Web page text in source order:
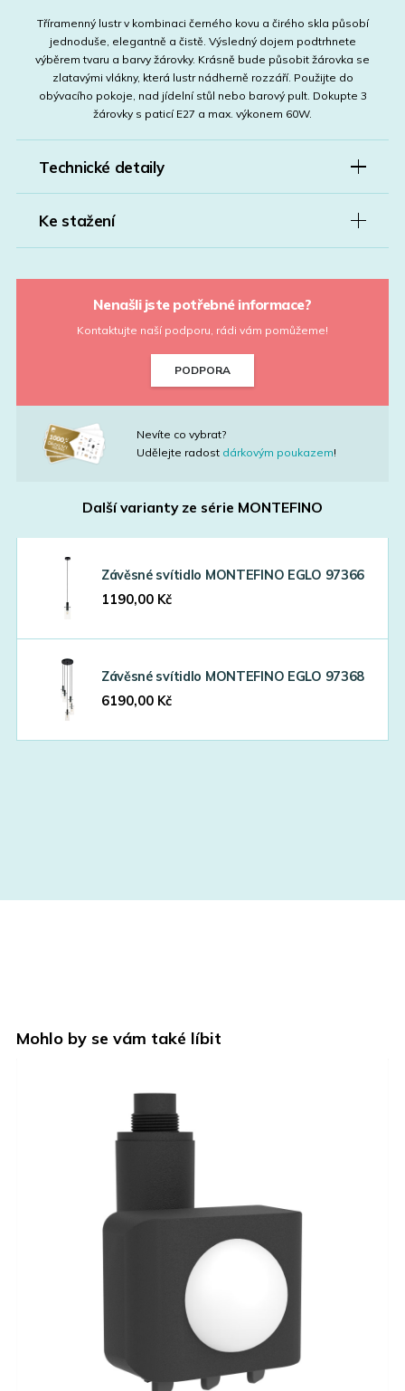
Tříramenný lustr v kombinaci černého kovu a čirého skla působí
jednoduše, elegantně a čistě. Výsledný dojem podtrhnete
výběrem tvaru a barvy žárovky. Krásně bude působit žárovka se
zlatavými vlákny, která lustr nádherně rozzáří. Použijte do
obývacího pokoje, nad jídelní stůl nebo barový pult. Dokupte 3
žárovky s paticí E27 a max. výkonem 60W.
Technické detaily
Ke stažení
Nenašli jste potřebné informace?
Kontaktujte naší podporu, rádi vám pomůžeme!
PODPORA
Nevíte co vybrat?
Udělejte radost dárkovým poukazem!
Další varianty ze série MONTEFINO
Závěsné svítidlo MONTEFINO EGLO 97366
1190,00 Kč
Závěsné svítidlo MONTEFINO EGLO 97368
6190,00 Kč
Mohlo by se vám také líbit